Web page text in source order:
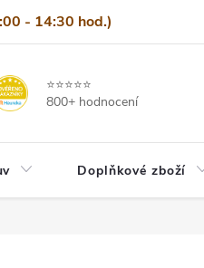
- 14:30 hod.)
Doprava a platba
⭐⭐⭐⭐⭐
800+ hodnocení
Doplňkové zboží